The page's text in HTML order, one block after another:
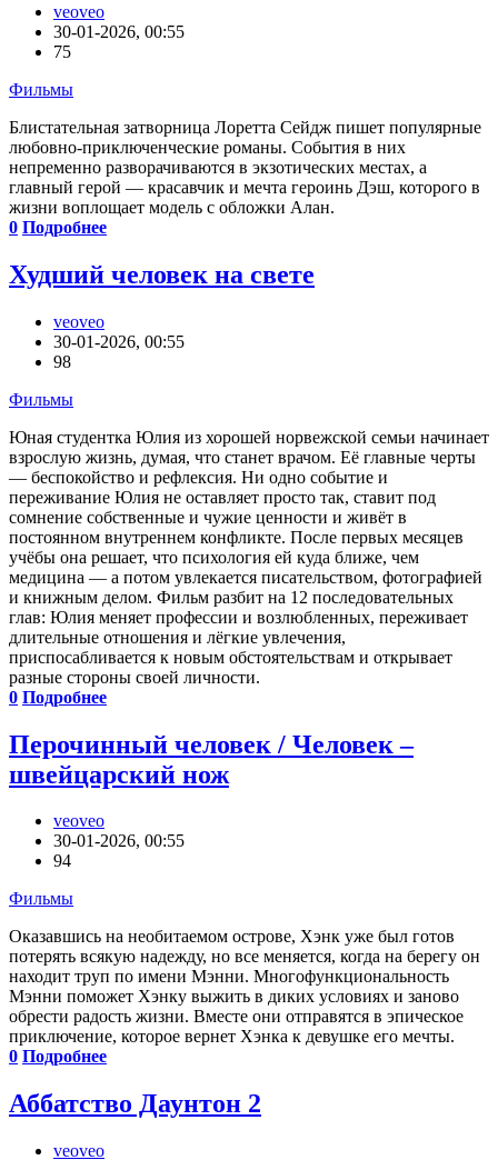
veoveo
30-01-2026, 00:55
75
Фильмы
Блистательная затворница Лоретта Сейдж пишет популярные
любовно-приключенческие романы. События в них
непременно разворачиваются в экзотических местах, а
главный герой — красавчик и мечта героинь Дэш, которого в
жизни воплощает модель с обложки Алан.
0 Подробнее
Худший человек на свете
veoveo
30-01-2026, 00:55
98
Фильмы
Юная студентка Юлия из хорошей норвежской семьи начинает
взрослую жизнь, думая, что станет врачом. Её главные черты
— беспокойство и рефлексия. Ни одно событие и
переживание Юлия не оставляет просто так, ставит под
сомнение собственные и чужие ценности и живёт в
постоянном внутреннем конфликте. После первых месяцев
учёбы она решает, что психология ей куда ближе, чем
медицина — а потом увлекается писательством, фотографией
и книжным делом. Фильм разбит на 12 последовательных
глав: Юлия меняет профессии и возлюбленных, переживает
длительные отношения и лёгкие увлечения,
приспосабливается к новым обстоятельствам и открывает
разные стороны своей личности.
0 Подробнее
Перочинный человек / Человек –
швейцарский нож
veoveo
30-01-2026, 00:55
94
Фильмы
Оказавшись на необитаемом острове, Хэнк уже был готов
потерять всякую надежду, но все меняется, когда на берегу он
находит труп по имени Мэнни. Многофункциональность
Мэнни поможет Хэнку выжить в диких условиях и заново
обрести радость жизни. Вместе они отправятся в эпическое
приключение, которое вернет Хэнка к девушке его мечты.
0 Подробнее
Аббатство Даунтон 2
veoveo